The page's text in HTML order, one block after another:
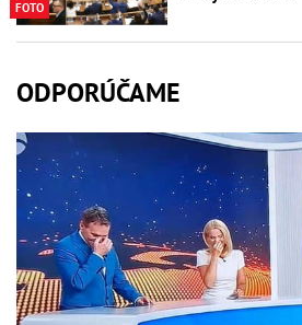
FOTO
ODPORÚČAME